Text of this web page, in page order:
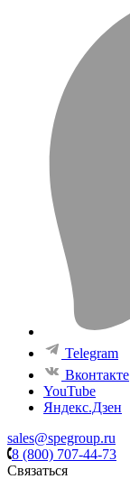
Telegram
Вконтакте
YouTube
Яндекс.Дзен
sales@spegroup.ru
8 (800) 707-44-73
Связаться